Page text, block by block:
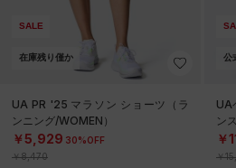
SALE
在庫残り僅か
UA PR '25 マラソン ショーツ（ラ
ンニング/WOMEN）
￥5,929 30%OFF
￥8,470
公
UA
ン
￥
￥